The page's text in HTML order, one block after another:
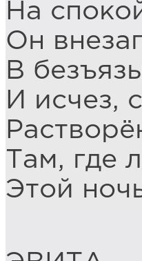
На
Он
В
И исчез,
Там, где
Этой